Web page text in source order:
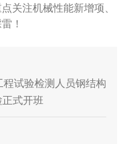
关注机械性能新增项、
！
试验检测人员钢结构
式开班